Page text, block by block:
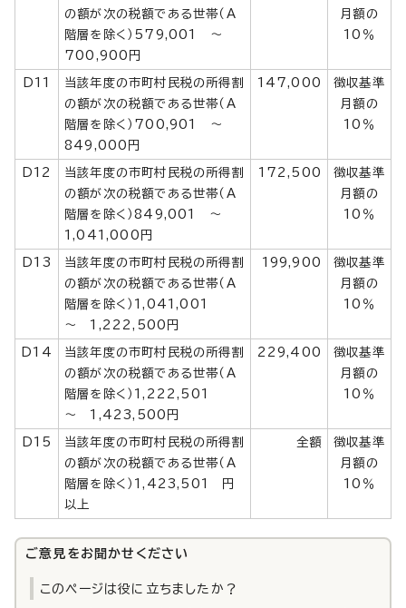
の額が次の税額である世帯（A
階層を除く）579,001 ～
700,900円
月額の
10％
D11
当該年度の市町村民税の所得割
の額が次の税額である世帯（A
階層を除く）700,901 ～
849,000円
147,000
徴収基準
月額の
10％
D12
当該年度の市町村民税の所得割
の額が次の税額である世帯（A
階層を除く）849,001 ～
1,041,000円
172,500
徴収基準
月額の
10％
D13
当該年度の市町村民税の所得割
の額が次の税額である世帯（A
階層を除く）1,041,001
～ 1,222,500円
199,900
徴収基準
月額の
10％
D14
当該年度の市町村民税の所得割
の額が次の税額である世帯（A
階層を除く）1,222,501
～ 1,423,500円
229,400
徴収基準
月額の
10％
D15
当該年度の市町村民税の所得割
の額が次の税額である世帯（A
階層を除く）1,423,501 円
以上
全額
徴収基準
月額の
10％
ご意見をお聞かせください
このページは役に立ちましたか？